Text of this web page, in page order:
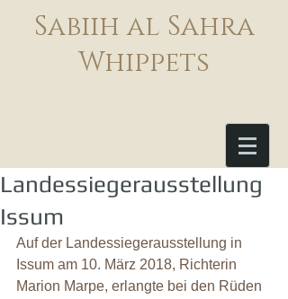
Sabiih al Sahra
Whippets
Landessiegerausstellung
Issum
Auf der Landessiegerausstellung in
Issum am 10. März 2018, Richterin
Marion Marpe, erlangte bei den Rüden